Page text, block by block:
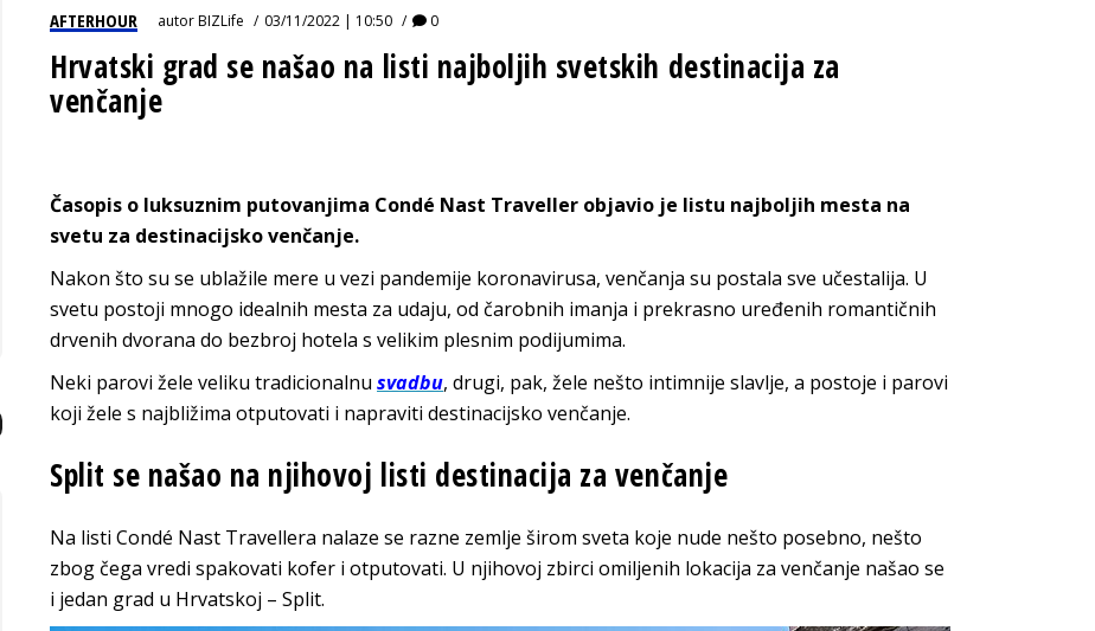
AFTERHOUR autorBIZLife 03/11/2022 | 10:50 0
Hrvatski grad se našao na listi najboljih svetskih destinacija za
venčanje
Časopis o luksuznim putovanjima Condé Nast Traveller objavio je listu najboljih mesta na
svetu za destinacijsko venčanje.
Nakon što su se ublažile mere u vezi pandemije koronavirusa, venčanja su postala sve učestalija. U
svetu postoji mnogo idealnih mesta za udaju, od čarobnih imanja i prekrasno uređenih romantičnih
drvenih dvorana do bezbroj hotela s velikim plesnim podijumima.
Neki parovi žele veliku tradicionalnu svadbu, drugi, pak, žele nešto intimnije slavlje, a postoje i parovi
koji žele s najbližima otputovati i napraviti destinacijsko venčanje.
Split se našao na njihovoj listi destinacija za venčanje
Na listi Condé Nast Travellera nalaze se razne zemlje širom sveta koje nude nešto posebno, nešto
zbog čega vredi spakovati kofer i otputovati. U njihovoj zbirci omiljenih lokacija za venčanje našao se
i jedan grad u Hrvatskoj – Split.